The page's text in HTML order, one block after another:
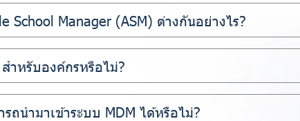
School Manager (ASM) ต่างกันอย่างไร?
ำหรับองค์กรหรือไม่?
นำมาเข้าระบบ MDM ได้หรือไม่?